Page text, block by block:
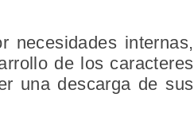
necesidades internas,
de los caracteres
una descarga de sus